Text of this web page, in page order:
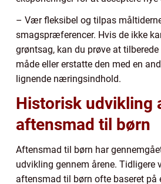
– Vær fleksibel og tilpas
smagspræferencer. Hvis de ikke
grøntsag, kan du prøve at
måde eller erstatte den med en
lignende næringsindhold.
Historisk udvikling
aftensmad til børn
Aftensmad til børn har
udvikling gennem årene. Tidligere
aftensmad til børn ofte baseret på